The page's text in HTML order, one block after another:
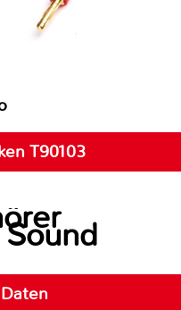
T90103